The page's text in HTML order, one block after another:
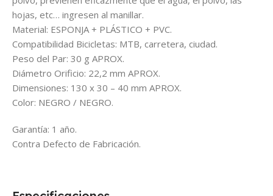
hojas, etc… ingresen al manillar.
Material: ESPONJA + PLÁSTICO + PVC.
Compatibilidad Bicicletas: MTB, carretera, ciudad.
Peso del Par: 30 g APROX.
Diámetro Orificio: 22,2 mm APROX.
Dimensiones: 130 x 30 – 40 mm APROX.
Color: NEGRO / NEGRO.
Garantía: 1 año.
Contra Defecto de Fabricación.